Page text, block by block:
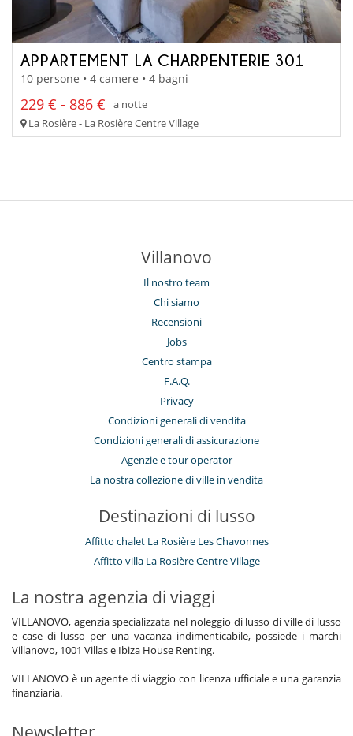
APPARTEMENT LA CHARPENTERIE 301
10 persone • 4 camere • 4 bagni
229 € - 886 €
a notte
La Rosière - La Rosière Centre Village
Villanovo
Il nostro team
Chi siamo
Recensioni
Jobs
Centro stampa
F.A.Q.
Privacy
Condizioni generali di vendita
Condizioni generali di assicurazione
Agenzie e tour operator
La nostra collezione di ville in vendita
Destinazioni di lusso
Affitto chalet La Rosière Les Chavonnes
Affitto villa La Rosière Centre Village
La nostra agenzia di viaggi
VILLANOVO, agenzia specializzata nel noleggio di lusso di ville di lusso
e case di lusso per una vacanza indimenticabile, possiede i marchi
Villanovo, 1001 Villas e Ibiza House Renting.
VILLANOVO è un agente di viaggio con licenza ufficiale e una garanzia
finanziaria.